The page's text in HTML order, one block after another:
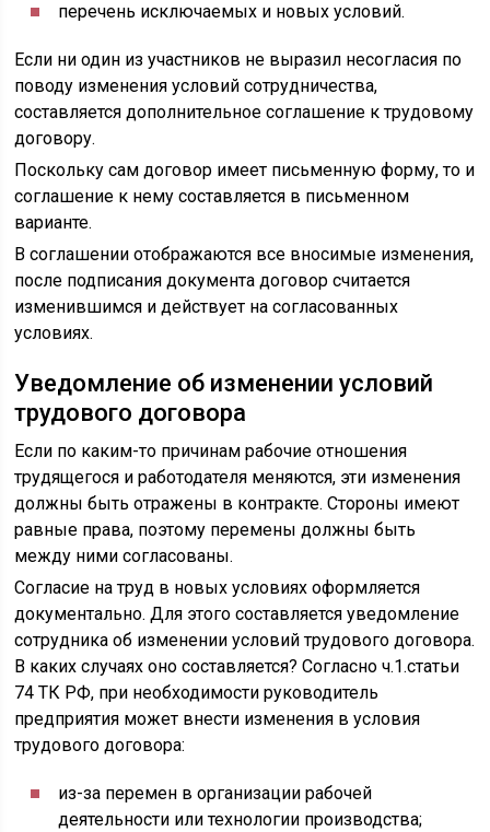
перечень исключаемых и новых условий.
Если ни один из участников не выразил несогласия по
поводу изменения условий сотрудничества,
составляется дополнительное соглашение к трудовому
договору.
Поскольку сам договор имеет письменную форму, то и
соглашение к нему составляется в письменном
варианте.
В соглашении отображаются все вносимые изменения,
после подписания документа договор считается
изменившимся и действует на согласованных
условиях.
Уведомление об изменении условий
трудового договора
Если по каким-то причинам рабочие отношения
трудящегося и работодателя меняются, эти изменения
должны быть отражены в контракте. Стороны имеют
равные права, поэтому перемены должны быть
между ними согласованы.
Согласие на труд в новых условиях оформляется
документально. Для этого составляется уведомление
сотрудника об изменении условий трудового договора.
В каких случаях оно составляется? Согласно ч.1.статьи
74 ТК РФ, при необходимости руководитель
предприятия может внести изменения в условия
трудового договора:
из-за перемен в организации рабочей
деятельности или технологии производства;